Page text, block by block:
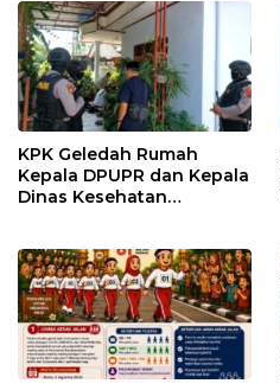
KPK Geledah Rumah
Kepala DPUPR dan Kepala
Dinas Kesehatan